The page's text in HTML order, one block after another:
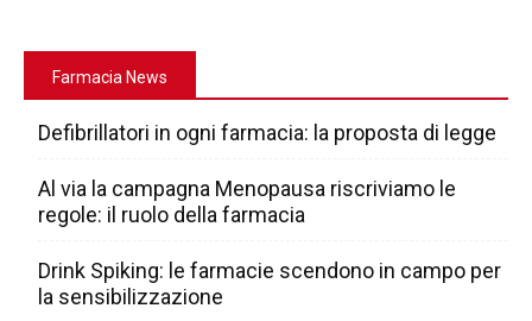
Farmacia News
Defibrillatori in ogni farmacia: la proposta di legge
Al via la campagna Menopausa riscriviamo le
regole: il ruolo della farmacia
Drink Spiking: le farmacie scendono in campo per
la sensibilizzazione